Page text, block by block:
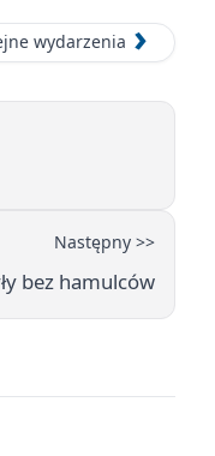
wydarzenia
Następny >>
bez hamulców